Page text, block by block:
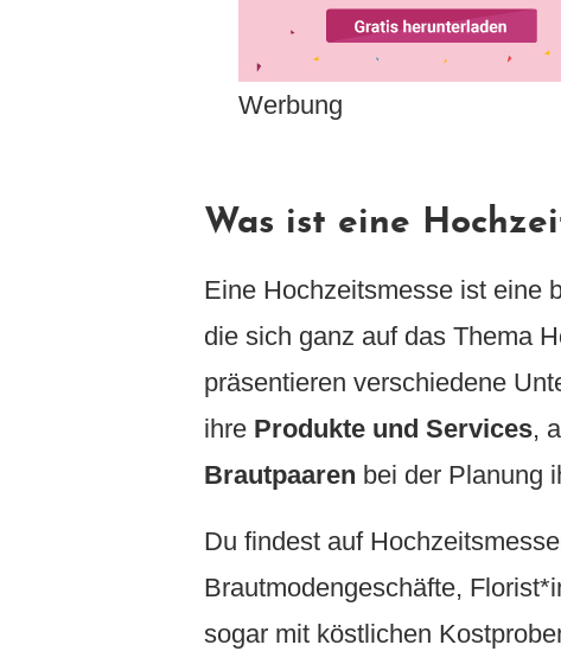
Werbung
Was ist eine
Eine Hochzeitsmesse ist eine
die sich ganz auf das Thema
präsentieren verschiedene
ihre Produkte und Services,
Brautpaaren bei der Planung
Du findest auf
Brautmodengeschäfte,
sogar mit köstlichen